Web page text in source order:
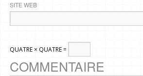
SITE WEB
QUATRE × QUATRE =
COMMENTAIRE